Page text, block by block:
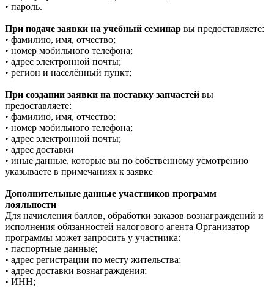
• пароль.
При подаче заявки на учебный семинар вы предоставляете:
• фамилию, имя, отчество;
• номер мобильного телефона;
• адрес электронной почты;
• регион и населённый пункт;
При создании заявки на поставку запчастей вы
предоставляете:
• фамилию, имя, отчество;
• номер мобильного телефона;
• адрес электронной почты;
• адрес доставки
• иные данные, которые вы по собственному усмотрению
указываете в примечаниях к заявке
Дополнительные данные участников программ
лояльности
Для начисления баллов, обработки заказов вознаграждений и
исполнения обязанностей налогового агента Организатор
программы может запросить у участника:
• паспортные данные;
• адрес регистрации по месту жительства;
• адрес доставки вознаграждения;
• ИНН;